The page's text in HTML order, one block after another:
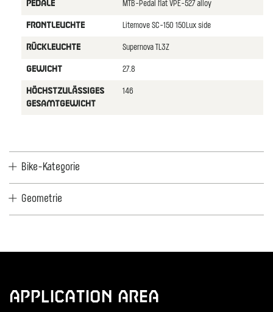
PEDALE MTB-Pedal flat VPE-527 alloy
FRONTLEUCHTE Litemove SC-150 150Lux side
RüCKLEUCHTE Supernova TL3Z
GEWICHT 27.8
HöCHSTZULäSSIGES
GESAMTGEWICHT
146
Bike-Kategorie
Geometrie
Application Area